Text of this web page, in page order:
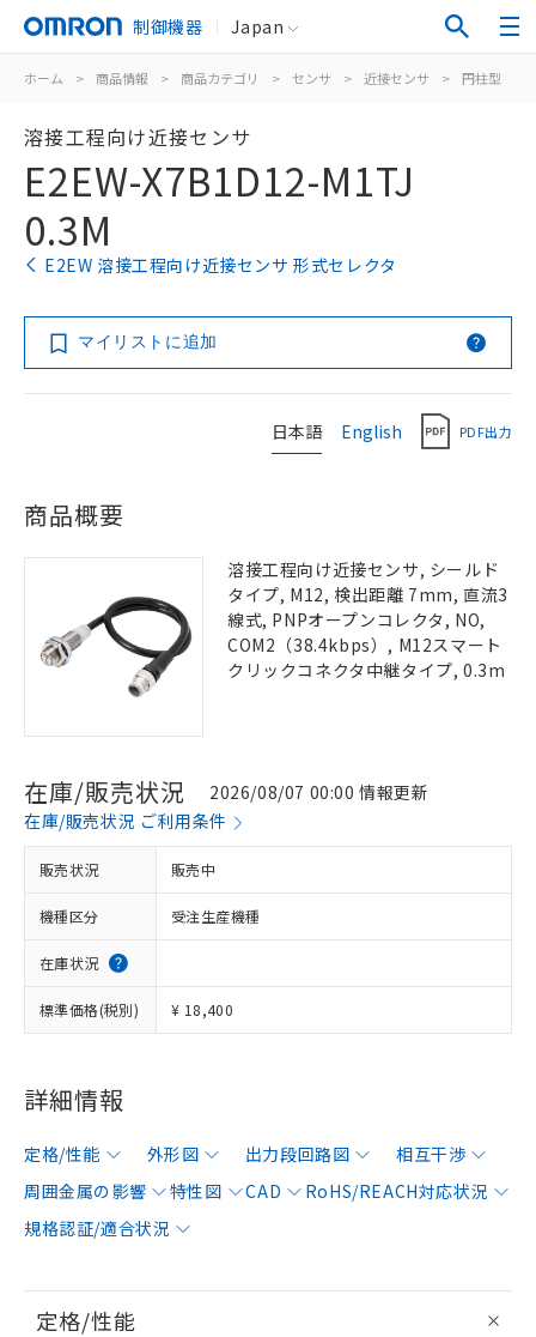
制御機器 Japan
ホーム > 商品情報 > 商品カテゴリ > センサ > 近接センサ > 円柱型
溶接工程向け近接センサ
E2EW-X7B1D12-M1TJ
0.3M
E2EW 溶接工程向け近接センサ 形式セレクタ
マイリストに追加
日本語 English PDF出力
商品概要
溶接工程向け近接センサ, シールド
タイプ, M12, 検出距離 7mm, 直流3
線式, PNPオープンコレクタ, NO,
COM2（38.4kbps）, M12スマート
クリックコネクタ中継タイプ, 0.3m
在庫/販売状況
2026/08/07 00:00 情報更新
在庫/販売状況 ご利用条件
販売状況 販売中
機種区分 受注生産機種
在庫状況
標準価格(税別) ¥ 18,400
詳細情報
定格/性能 外形図 出力段回路図
相互干渉
周囲金属の影響
特性図 CAD
RoHS/REACH対応状況
規格認証/適合状況
定格/性能